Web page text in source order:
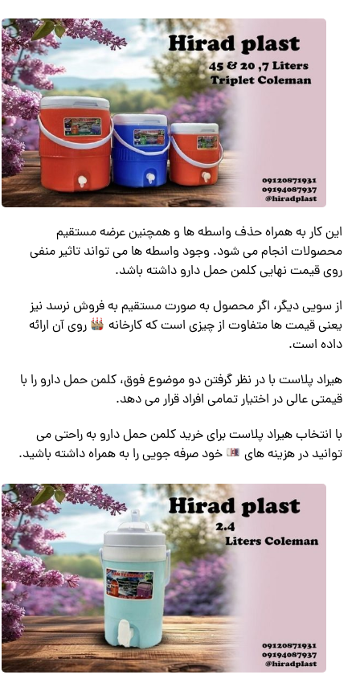
این کار به همراه حذف واسطه ها و همچنین عرضه مستقیم
محصولات انجام می شود. وجود واسطه ها می تواند تاثیر منفی
روی قیمت نهایی کلمن حمل دارو داشته باشد.
از سویی دیگر، اگر محصول به صورت مستقیم به فروش نرسد نیز
یعنی قیمت ها متفاوت از چیزی است که کارخانه
روی آن ارائه
داده است.
هیراد پلاست با در نظر گرفتن دو موضوع فوق، کلمن حمل دارو را با
قیمتی عالی در اختیار تمامی افراد قرار می دهد.
با انتخاب هیراد پلاست برای خرید کلمن حمل دارو به راحتی می
توانید در هزینه های
خود صرفه جویی را به همراه داشته باشید.